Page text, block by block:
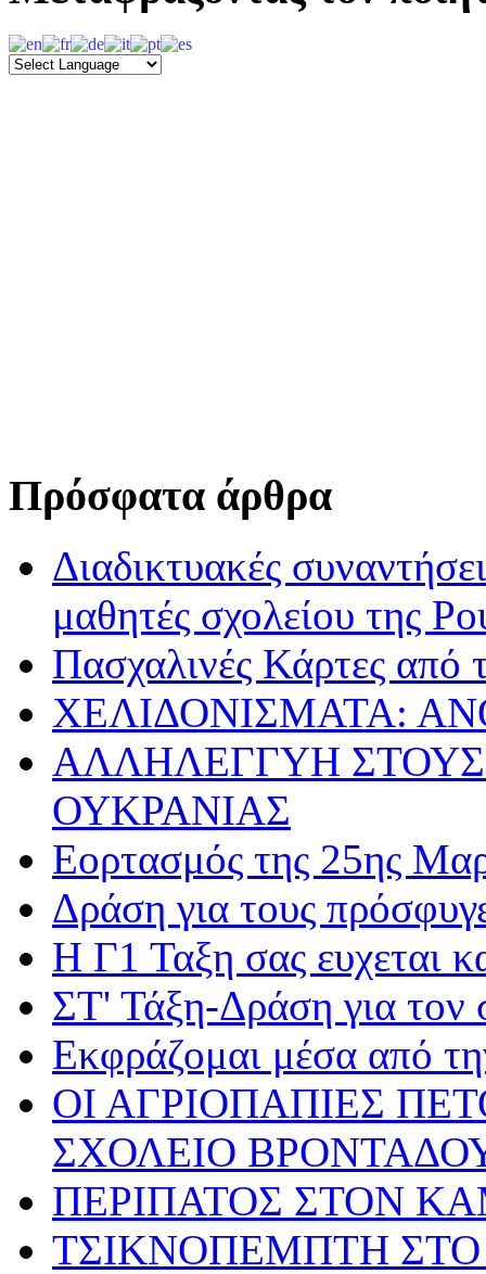
Πρόσφατα άρθρα
Διαδικτυακές
μαθητές σχολείου της
Πασχαλινές Κάρτες από
ΧΕΛΙΔΟΝΙΣΜΑΤΑ:
ΑΛΛΗΛΕΓΓΥΗ
ΟΥΚΡΑΝΙΑΣ
Εορτασμός της 25ης
Δράση για τους
Η Γ1 Ταξη σας ευχεται
ΣΤ' Τάξη-Δράση για τον
Εκφράζομαι μέσα από
ΟΙ ΑΓΡΙΟΠΑΠΙΕΣ
ΣΧΟΛΕΙΟ
ΠΕΡΙΠΑΤΟΣ ΣΤΟΝ
ΤΣΙΚΝΟΠΕΜΠΤΗ ΣΤΟ